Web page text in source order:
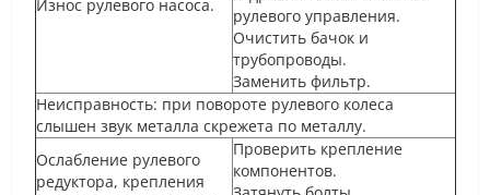
Износ рулевого насоса.
рулевого управления.
Очистить бачок и
трубопроводы.
Заменить фильтр.
Неисправность: при повороте рулевого колеса
слышен звук металла скрежета по металлу.
Ослабление рулевого
редуктора, крепления
Проверить крепление
компонентов.